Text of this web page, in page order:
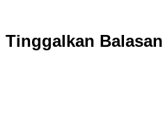
Tinggalkan Balasan